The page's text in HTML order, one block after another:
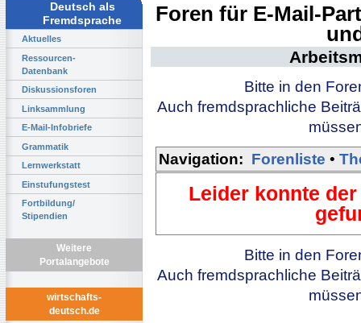
Deutsch als
Fremdsprache
Aktuelles
Ressourcen-
Datenbank
Diskussionsforen
Linksammlung
E-Mail-Infobriefe
Grammatik
Lernwerkstatt
Einstufungstest
Fortbildung/
Stipendien
Weitere
Portalangebote
wirtschafts-
deutsch.de
Foren für E-Mail-
Bitte in den
Auch fremdsprachliche
Navigation: Forenliste •
Leider konnte
Bitte in den
Auch fremdsprachliche